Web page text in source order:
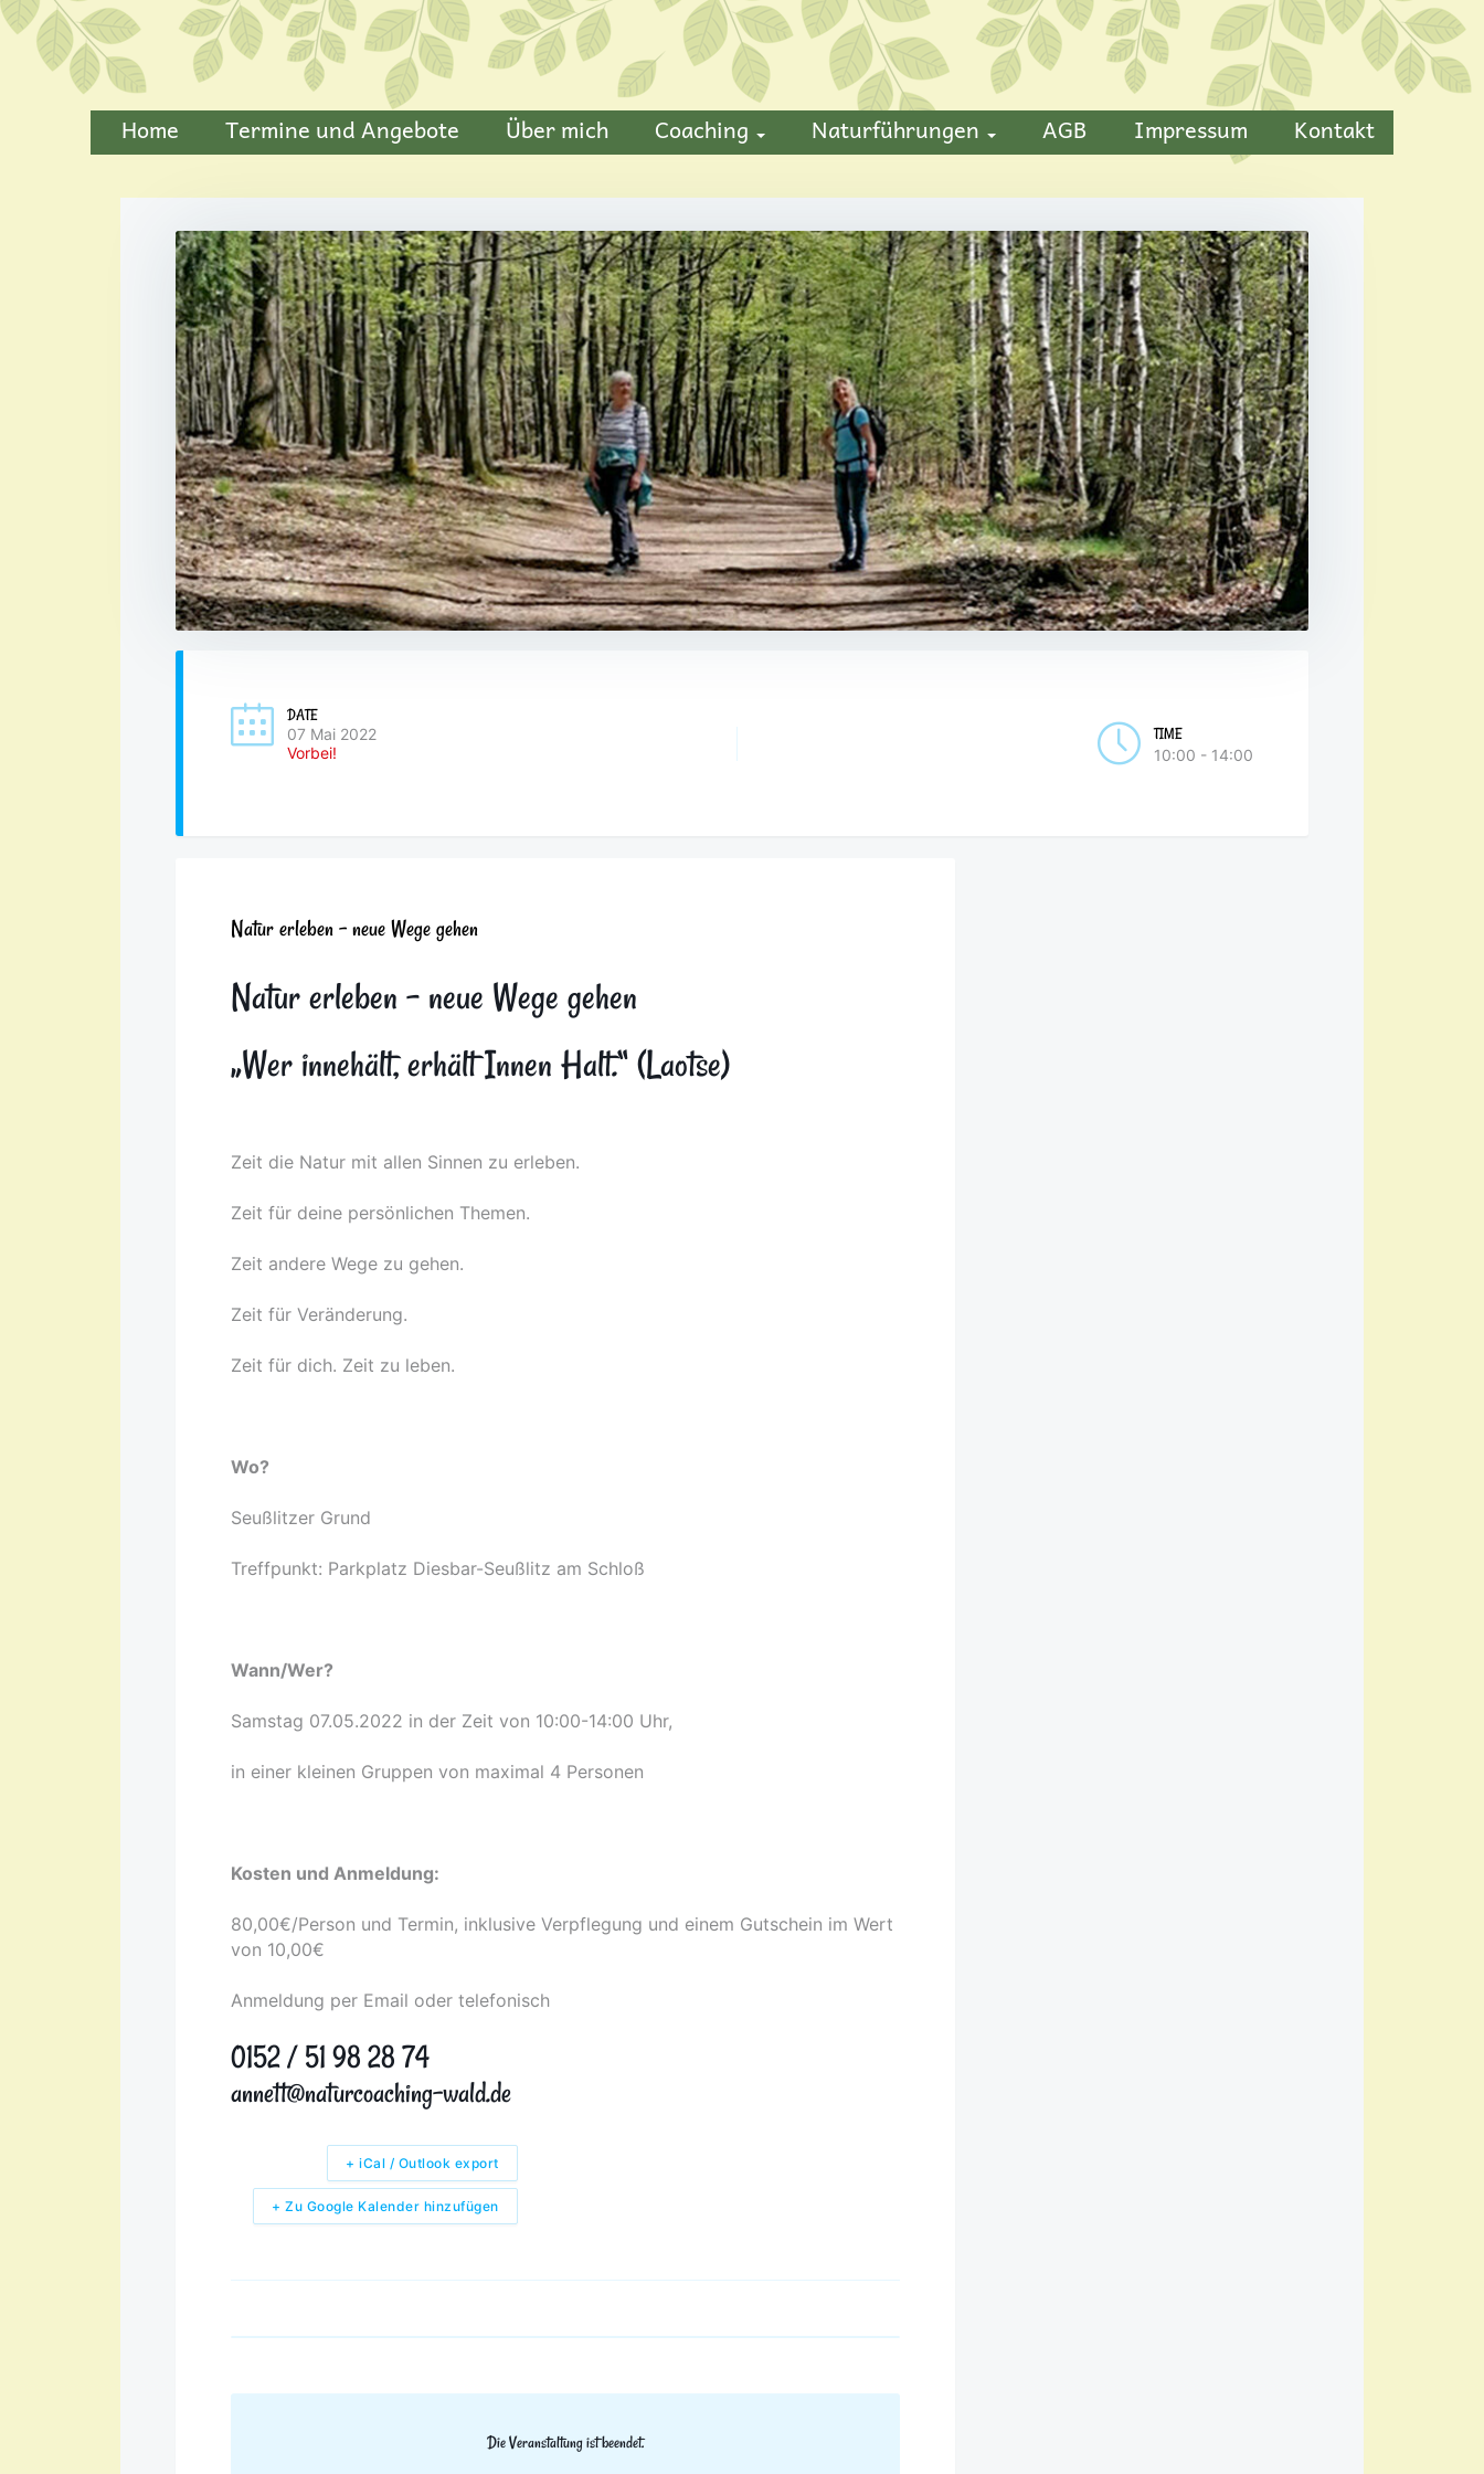
Home Termine und Angebote Über mich Coaching Naturführungen AGB Impressum Kontakt
DATE
07 Mai 2022
Vorbei!
TIME
10:00 - 14:00
Natur erleben – neue Wege gehen
Natur erleben – neue Wege gehen
„Wer innehält, erhält Innen Halt.“ (Laotse)
Zeit die Natur mit allen Sinnen zu erleben.
Zeit für deine persönlichen Themen.
Zeit andere Wege zu gehen.
Zeit für Veränderung.
Zeit für dich. Zeit zu leben.
Wo?
Seußlitzer Grund
Treffpunkt: Parkplatz Diesbar-Seußlitz am Schloß
Wann/Wer?
Samstag 07.05.2022 in der Zeit von 10:00-14:00 Uhr,
in einer kleinen Gruppen von maximal 4 Personen
Kosten und Anmeldung:
80,00€/Person und Termin, inklusive Verpflegung und einem Gutschein im Wert
von 10,00€
Anmeldung per Email oder telefonisch
0152 / 51 98 28 74
annett@naturcoaching-wald.de
+ Zu Google Kalender hinzufügen
+ iCal / Outlook export
Die Veranstaltung ist beendet.